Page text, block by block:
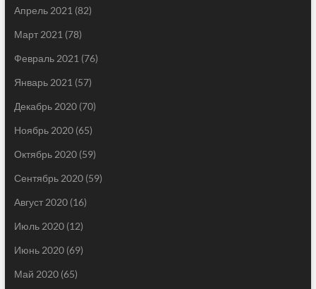
Апрель 2021 (82)
Март 2021 (78)
Февраль 2021 (76)
Январь 2021 (57)
Декабрь 2020(70)
Ноябрь 2020(65)
Октябрь 2020(59)
Сентябрь 2020(59)
Август 2020(16)
Июль 2020(12)
Июнь 2020(69)
Май 2020(65)